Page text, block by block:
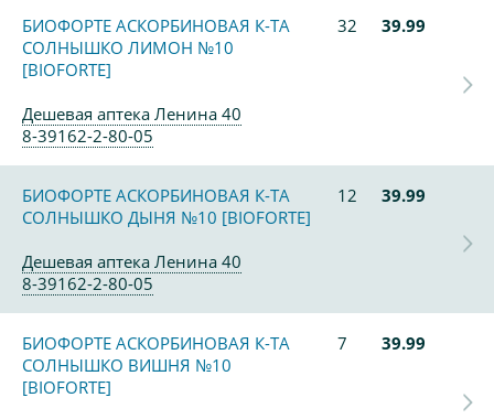
БИОФОРТЕ АСКОРБИНОВАЯ К-ТА
СОЛНЫШКО ЛИМОН №10
[BIOFORTE]
32 39.99
Дешевая аптека Ленина 40
8-39162-2-80-05
БИОФОРТЕ АСКОРБИНОВАЯ К-ТА
СОЛНЫШКО ДЫНЯ №10 [BIOFORTE]
12 39.99
Дешевая аптека Ленина 40
8-39162-2-80-05
БИОФОРТЕ АСКОРБИНОВАЯ К-ТА
СОЛНЫШКО ВИШНЯ №10
[BIOFORTE]
7 39.99